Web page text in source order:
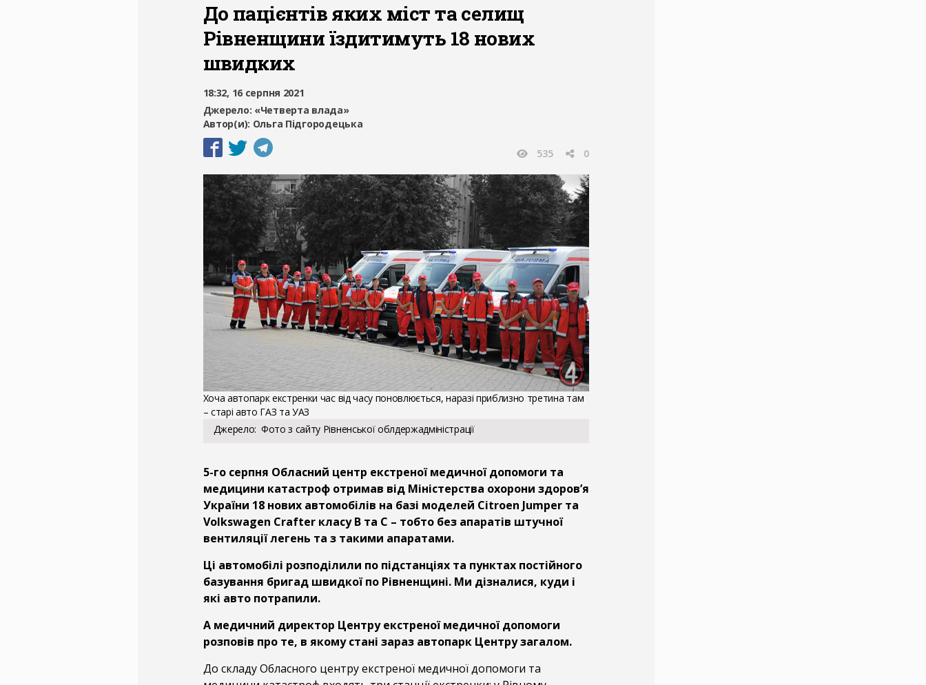
До пацієнтів яких міст та селищ
Рівненщини їздитимуть 18 нових
швидких
18:32, 16 серпня 2021
Джерело: «Четверта влада»
Автор(и): Ольга Підгородецька
535 0
Хоча автопарк екстренки час від часу поновлюється, наразі приблизно третина там
– старі авто ГАЗ та УАЗ
Джерело Фото з сайту Рівненської облдержадміністрації
5-го серпня Обласний центр екстреної медичної допомоги та
медицини катастроф отримав від Міністерства охорони здоров’я
України 18 нових автомобілів на базі моделей Citroen Jumper та
Volkswagen Crafter класу В та С – тобто без апаратів штучної
вентиляції легень та з такими апаратами.
Ці автомобілі розподілили по підстанціях та пунктах постійного
базування бригад швидкої по Рівненщині. Ми дізналися, куди і
які авто потрапили.
А медичний директор Центру екстреної медичної допомоги
розповів про те, в якому стані зараз автопарк Центру загалом.
До складу Обласного центру екстреної медичної допомоги та